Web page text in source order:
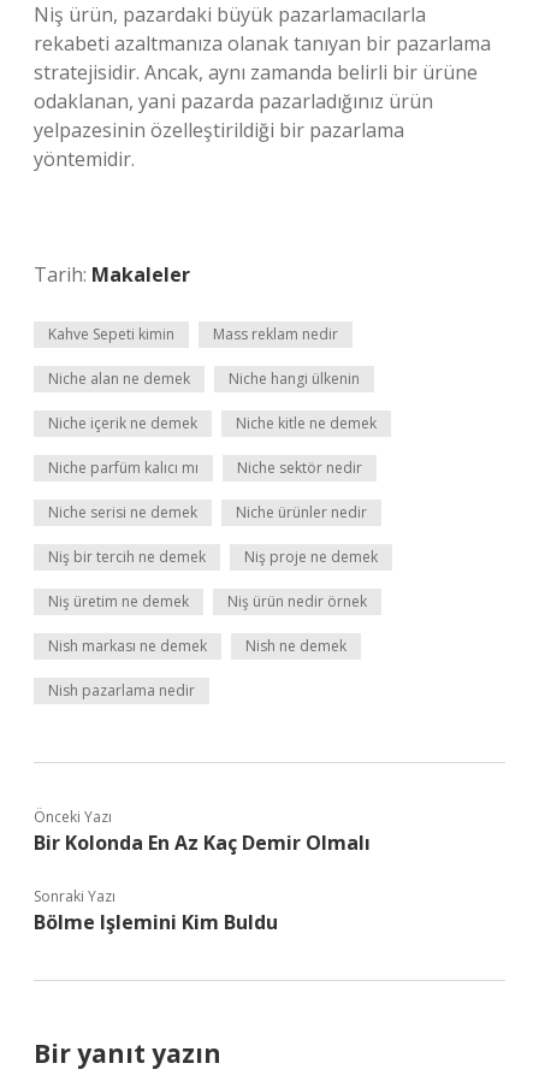
Niş ürün, pazardaki büyük pazarlamacılarla
rekabeti azaltmanıza olanak tanıyan bir pazarlama
stratejisidir. Ancak, aynı zamanda belirli bir ürüne
odaklanan, yani pazarda pazarladığınız ürün
yelpazesinin özelleştirildiği bir pazarlama
yöntemidir.
Tarih: Makaleler
Kahve Sepeti kimin Mass reklam nedir
Niche alan ne demek Niche hangi ülkenin
Niche içerik ne demek Niche kitle ne demek
Niche parfüm kalıcı mı Niche sektör nedir
Niche serisi ne demek Niche ürünler nedir
Niş bir tercih ne demek Niş proje ne demek
Niş üretim ne demek Niş ürün nedir örnek
Nish markası ne demek Nish ne demek
Nish pazarlama nedir
Önceki Yazı
Bir Kolonda En Az Kaç Demir Olmalı
Sonraki Yazı
Bölme Işlemini Kim Buldu
Bir yanıt yazın